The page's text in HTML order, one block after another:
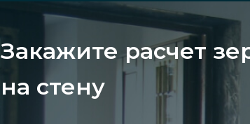
Закажите расчет
на стену